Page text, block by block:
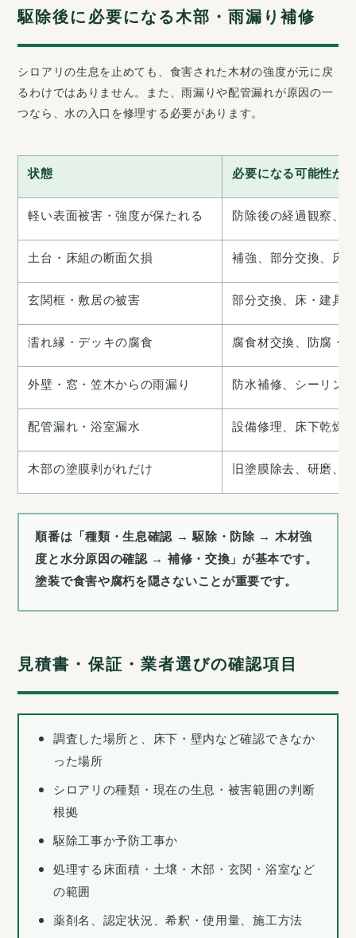
駆除後に必要になる木部・雨漏り補修
シロアリの生息を止めても、食害された木材の強度が元に戻
るわけではありません。また、雨漏りや配管漏れが原因の一
つなら、水の入口を修理する必要があります。
状態
必要になる可能性が
軽い表面被害・強度が保たれる
防除後の経過観察、
土台・床組の断面欠損
補強、部分交換、床
玄関框・敷居の被害
部分交換、床・建具
濡れ縁・デッキの腐食
腐食材交換、防腐・
外壁・窓・笠木からの雨漏り
防水補修、シーリン
配管漏れ・浴室漏水
設備修理、床下乾燥
木部の塗膜剥がれだけ
旧塗膜除去、研磨、
順番は「種類・生息確認 → 駆除・防除 → 木材強
度と水分原因の確認 → 補修・交換」が基本です。
塗装で食害や腐朽を隠さないことが重要です。
見積書・保証・業者選びの確認項目
調査した場所と、床下・壁内など確認できなか
った場所
シロアリの種類・現在の生息・被害範囲の判断
根拠
駆除工事か予防工事か
処理する床面積・土壌・木部・玄関・浴室など
の範囲
薬剤名、認定状況、希釈・使用量、施工方法